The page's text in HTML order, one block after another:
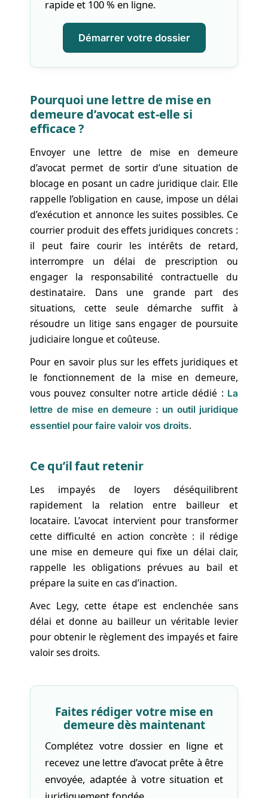
rapide et 100 % en ligne.
Démarrer votre dossier
Pourquoi une lettre de mise en
demeure d’avocat est-elle si
efficace ?
Envoyer une lettre de mise en demeure
d’avocat permet de sortir d’une situation de
blocage en posant un cadre juridique clair. Elle
rappelle l’obligation en cause, impose un délai
d’exécution et annonce les suites possibles. Ce
courrier produit des effets juridiques concrets :
il peut faire courir les intérêts de retard,
interrompre un délai de prescription ou
engager la responsabilité contractuelle du
destinataire. Dans une grande part des
situations, cette seule démarche suffit à
résoudre un litige sans engager de poursuite
judiciaire longue et coûteuse.
Pour en savoir plus sur les effets juridiques et
le fonctionnement de la mise en demeure,
vous pouvez consulter notre article dédié : La
lettre de mise en demeure : un outil juridique
essentiel pour faire valoir vos droits.
Ce qu’il faut retenir
Les impayés de loyers déséquilibrent
rapidement la relation entre bailleur et
locataire. L’avocat intervient pour transformer
cette difficulté en action concrète : il rédige
une mise en demeure qui fixe un délai clair,
rappelle les obligations prévues au bail et
prépare la suite en cas d’inaction.
Avec Legy, cette étape est enclenchée sans
délai et donne au bailleur un véritable levier
pour obtenir le règlement des impayés et faire
valoir ses droits.
Faites rédiger votre mise en
demeure dès maintenant
Complétez votre dossier en ligne et
recevez une lettre d’avocat prête à être
envoyée, adaptée à votre situation et